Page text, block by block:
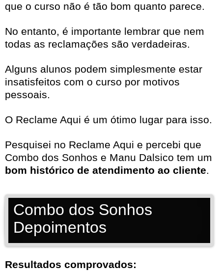
que o curso não é tão bom quanto parece.
No entanto, é importante lembrar que nem
todas as reclamações são verdadeiras.
Alguns alunos podem simplesmente estar
insatisfeitos com o curso por motivos
pessoais.
O Reclame Aqui é um ótimo lugar para isso.
Pesquisei no Reclame Aqui e percebi que
Combo dos Sonhos e Manu Dalsico tem um
bom histórico de atendimento ao cliente.
Combo dos Sonhos
Depoimentos
Resultados comprovados: